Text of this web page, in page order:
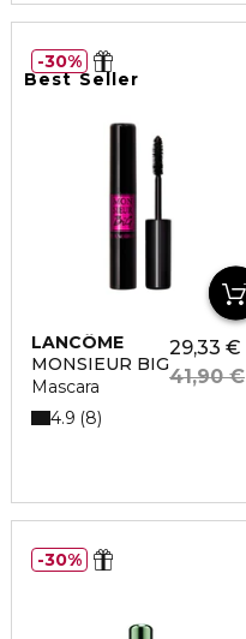
Best Seller
LANCÔME
MONSIEUR BIG
Mascara
29,33 €
41,90 €
4.9 8
30%
30%